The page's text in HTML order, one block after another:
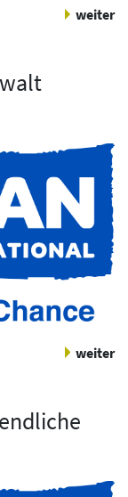
weiter
weiter